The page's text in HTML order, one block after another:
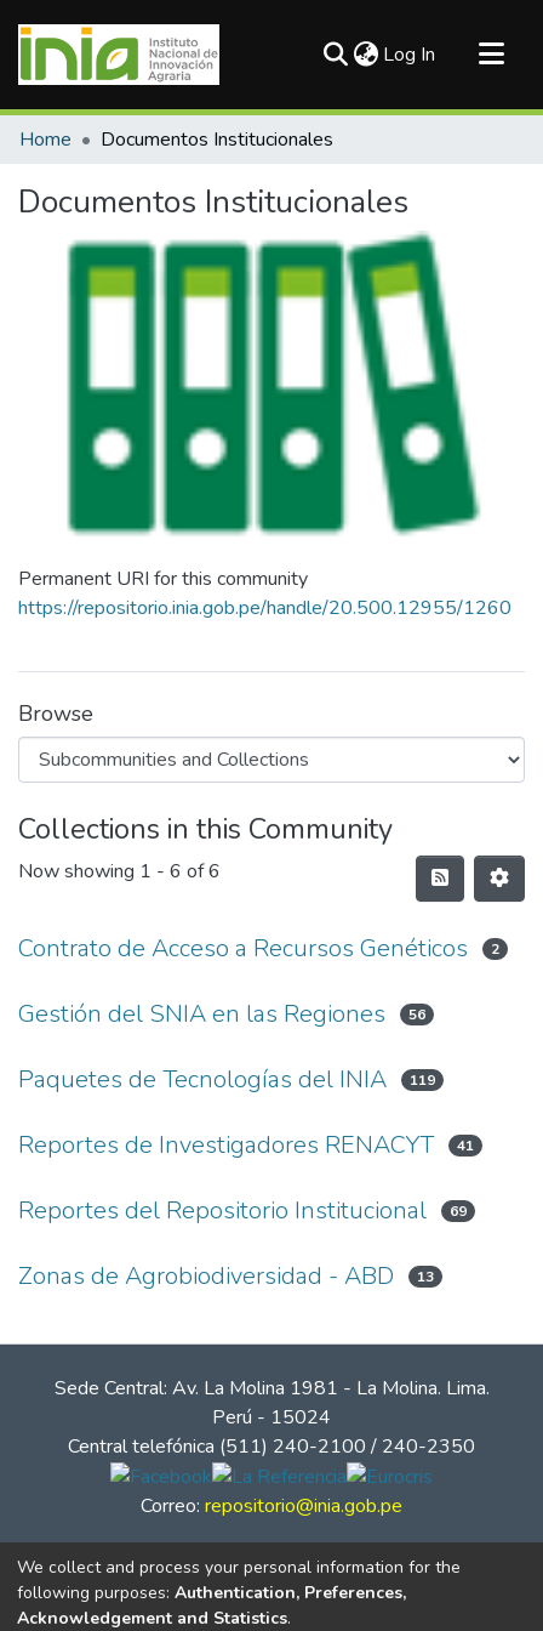
Log In (current)
Communities & Collections
Statistics
Home Documentos Institucionales
Documentos Institucionales
Permanent URI for this community
https://repositorio.inia.gob.pe/handle/20.500.12955/1260
Browse
Collections in this Community
Now showing 1 - 6 of 6
Contrato de Acceso a Recursos Genéticos 2
Gestión del SNIA en las Regiones 56
Paquetes de Tecnologías del INIA 119
Reportes de Investigadores RENACYT 41
Reportes del Repositorio Institucional 69
Zonas de Agrobiodiversidad - ABD 13
Sede Central: Av. La Molina 1981 - La Molina. Lima.
Perú - 15024
Central telefónica (511) 240-2100 / 240-2350
Correo: repositorio@inia.gob.pe
We collect and process your personal information for the
following purposes: Authentication, Preferences,
Acknowledgement and Statistics.